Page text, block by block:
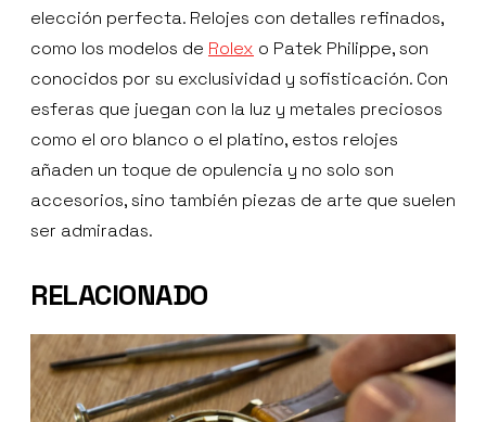
elección perfecta. Relojes con detalles refinados,
como los modelos de Rolex o Patek Philippe, son
conocidos por su exclusividad y sofisticación. Con
esferas que juegan con la luz y metales preciosos
como el oro blanco o el platino, estos relojes
añaden un toque de opulencia y no solo son
accesorios, sino también piezas de arte que suelen
ser admiradas.
RELACIONADO